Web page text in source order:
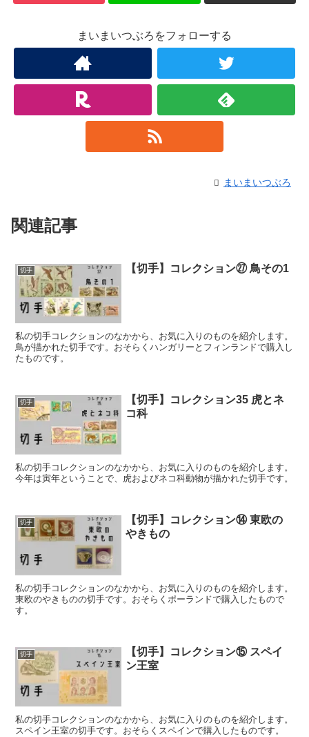
まいまいつぶろをフォローする
まいまいつぶろ
関連記事
切手 【切手】コレクション㉗ 鳥その1
私の切手コレクションのなかから、お気に入りのものを紹介します。
鳥が描かれた切手です。おそらくハンガリーとフィンランドで購入し
たものです。
切手
【切手】コレクション35 虎とネ
コ科
私の切手コレクションのなかから、お気に入りのものを紹介します。
今年は寅年ということで、虎およびネコ科動物が描かれた切手です。
切手
【切手】コレクション⑭ 東欧の
やきもの
私の切手コレクションのなかから、お気に入りのものを紹介します。
東欧のやきものの切手です。おそらくポーランドで購入したもので
す。
切手
【切手】コレクション⑮ スペイ
ン王室
私の切手コレクションのなかから、お気に入りのものを紹介します。
スペイン王室の切手です。おそらくスペインで購入したものです。